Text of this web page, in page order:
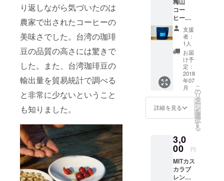
り返しながら気づいたのは
農家で出されたコーヒーの
美味さでした。台湾の珈琲
豆の品質の高さには驚きで
した。また、台湾珈琲豆の
輸出量を貿易統計で調べる
と非常に少ないということ
も知りました。
ます。
いは
コー
ヒーで
ありな
がらフ
ルーツ
ティー
をも連
想さ
せ、後
味は
スッキ
た風味
が口の
もお楽
しみい
ただけ
ます。
しませ
ん。酸
味はあ
まり感
じませ
ん。
区 味の
特徴…
香りや
味の特
徴とし
て、フ
ローラ
ルでお
茶のよ
うな味
わい。
酸味は
強すぎ
ない中
のよう
な特徴
があり
ながら
も酸味
があ
コー
ヒー
120g 梅
山は台
湾の山
地型の
コー
ヒーで
す。 ●
山地
型 …
南投、
雲林、
嘉義、
台南地
特徴…
香りや
味の特
徴とし
て、フ
ローラ
支援
者：
1人
お届
け予
定：
2018
年07
月
詳細を見る
こ
の
リ
タ
ー
ン
を
選
択
す
る
3,0
00 円
MITカス
カラブ
レンド